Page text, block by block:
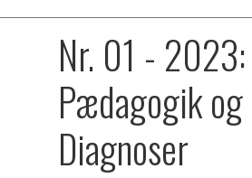
Nr. 01 - 2023:
Pædagogik og
Diagnoser